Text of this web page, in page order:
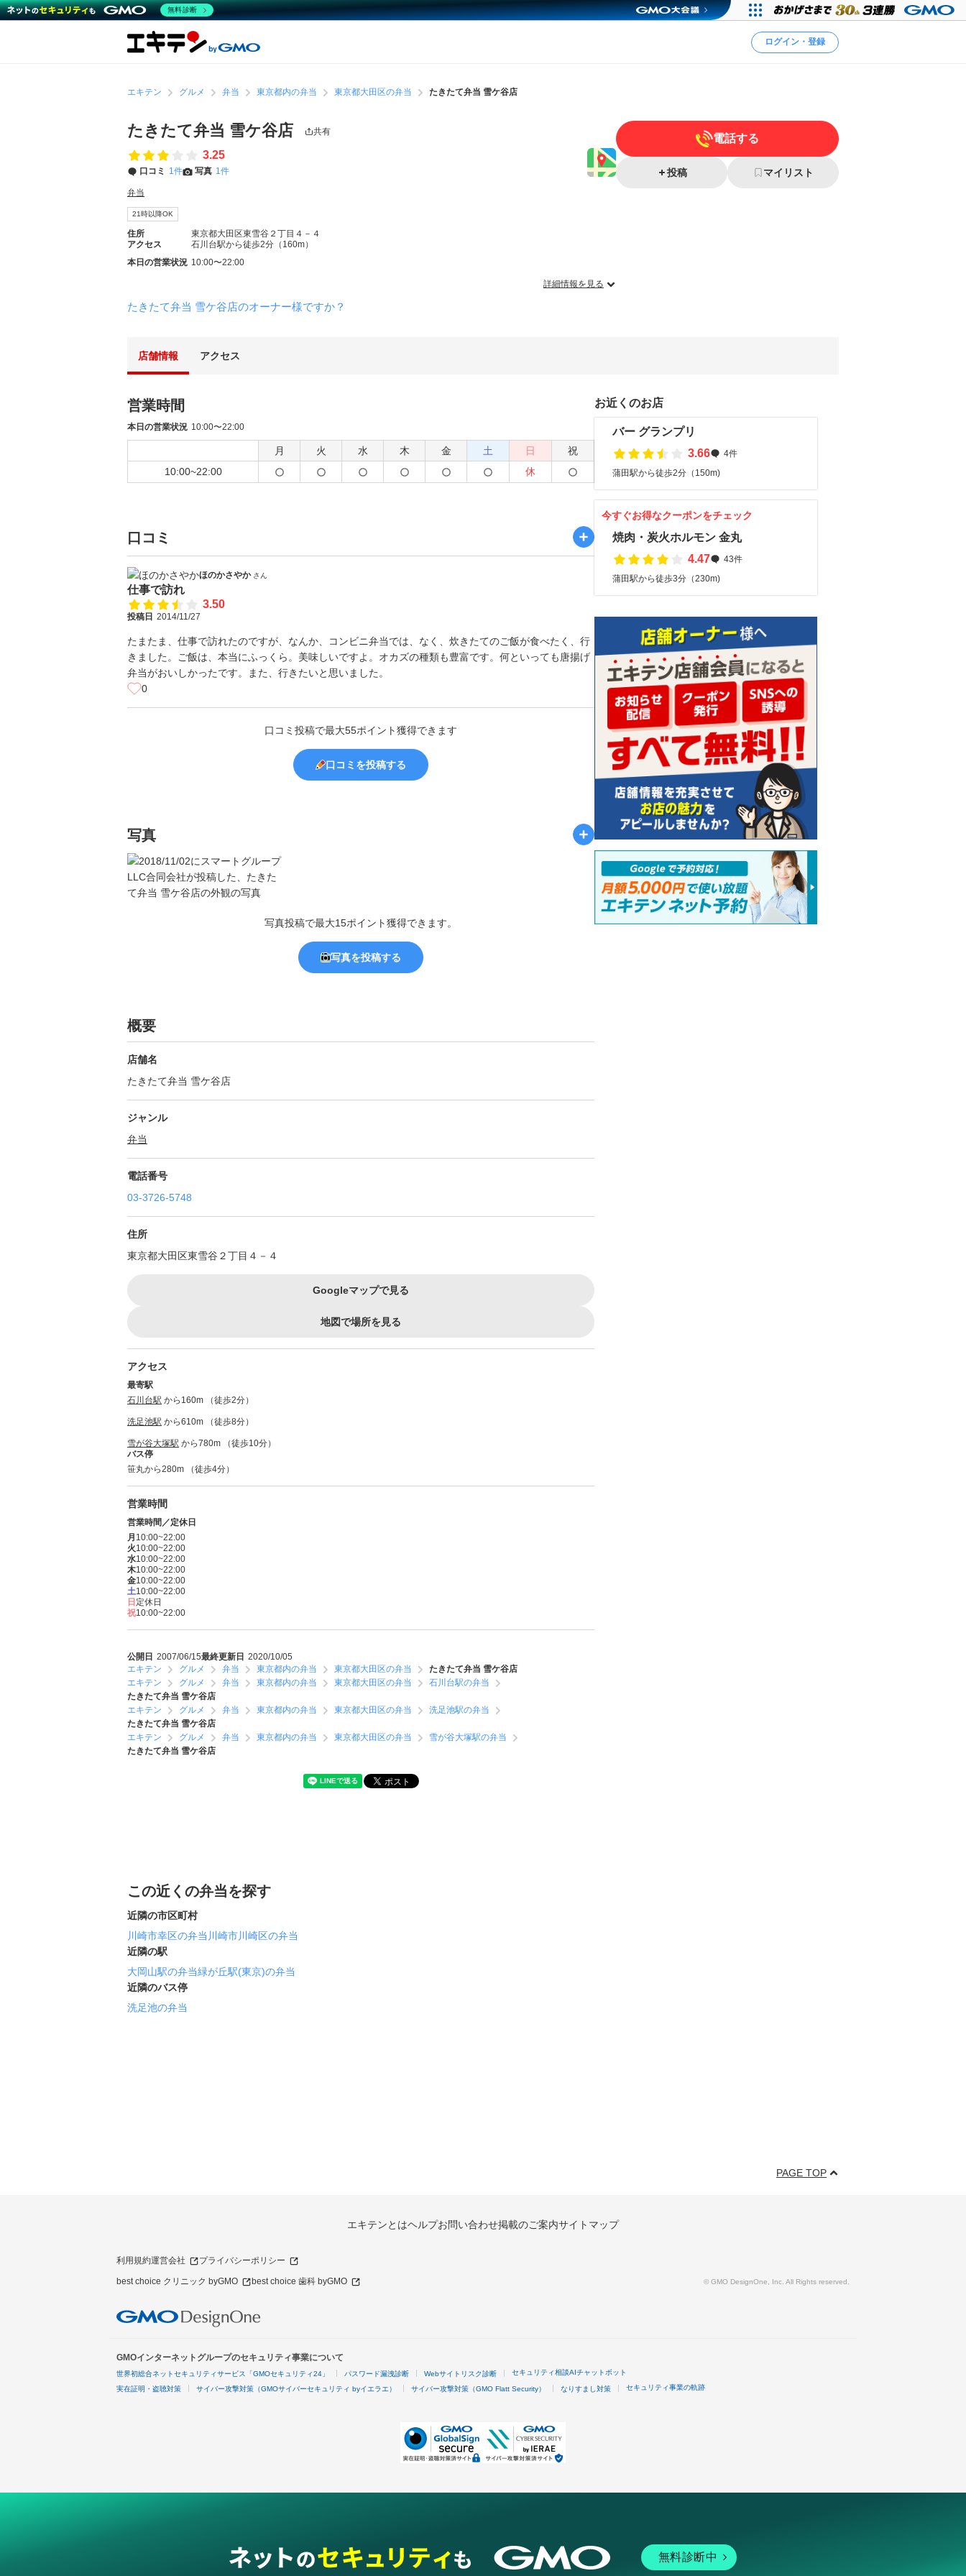
ログイン・登録
エキテン グルメ 弁当 東京都内の弁当 東京都大田区の弁当 たきたて弁当 雪ケ谷店
たきたて弁当 雪ケ谷店 共有
3.25
口コミ 1件 写真 1件
弁当
21時以降OK
住所
東京都大田区東雪谷２丁目４－４
アクセス
石川台駅から徒歩2分（160m）
本日の営業状況 10:00〜22:00
詳細情報を見る
たきたて弁当 雪ケ谷店のオーナー様ですか？
電話する
投稿 マイリスト
店舗情報 アクセス
営業時間
本日の営業状況 10:00〜22:00
月 火 水 木 金 土 日
祝
10:00~22:00
休
口コミ
ほのかさやか さん
仕事で訪れ
3.50
投稿日 2014/11/27
たまたま、仕事で訪れたのですが、なんか、コンビニ弁当では、なく、炊きたてのご飯が食べたく、行
きました。ご飯は、本当にふっくら。美味しいですよ。オカズの種類も豊富です。何といっても唐揚げ
弁当がおいしかったです。また、行きたいと思いました。
0
口コミ投稿で最大55ポイント獲得できます
口コミを投稿する
写真
写真投稿で最大15ポイント獲得できます。
写真を投稿する
概要
店舗名
たきたて弁当 雪ケ谷店
ジャンル
弁当
電話番号
03-3726-5748
住所
東京都大田区東雪谷２丁目４－４
Googleマップで見る
地図で場所を見る
アクセス
最寄駅
石川台駅 から160m （徒歩2分）
洗足池駅 から610m （徒歩8分）
雪が谷大塚駅 から780m （徒歩10分）
バス停
笹丸から280m （徒歩4分）
営業時間
営業時間／定休日
月 10:00~22:00
火10:00~22:00
水10:00~22:00
木10:00~22:00
金10:00~22:00
土10:00~22:00
日 定休日
祝10:00~22:00
公開日 2007/06/15最終更新日 2020/10/05
エキテン
グルメ 弁当 東京都内の弁当 東京都大田区の弁当
たきたて弁当 雪ケ谷店
エキテン
グルメ 弁当 東京都内の弁当 東京都大田区の弁当
石川台駅の弁当
たきたて弁当 雪ケ谷店
エキテン
グルメ 弁当 東京都内の弁当 東京都大田区の弁当
洗足池駅の弁当
たきたて弁当 雪ケ谷店
エキテン
グルメ 弁当 東京都内の弁当 東京都大田区の弁当
雪が谷大塚駅の弁当
たきたて弁当 雪ケ谷店
お近くのお店
バー グランプリ
3.66
4件
蒲田駅から徒歩2分（150m)
今すぐお得なクーポンをチェック
焼肉・炭火ホルモン 金丸
4.47
43件
蒲田駅から徒歩3分（230m)
この近くの弁当を探す
近隣の市区町村
川崎市幸区の弁当 川崎市川崎区の弁当
近隣の駅
大岡山駅の弁当緑が丘駅(東京)の弁当
近隣のバス停
洗足池の弁当
PAGE TOP
エキテンとはヘルプお問い合わせ掲載のご案内サイトマップ
利用規約運営会社 プライバシーポリシー
best choice クリニック byGMO best choice 歯科 byGMO © GMO DesignOne, Inc. All Rights reserved.
GMOインターネットグループのセキュリティ事業について
世界初総合ネットセキュリティサービス「GMOセキュリティ24」 パスワード漏洩診断 Webサイトリスク診断 セキュリティ相談AIチャットボット
実在証明・盗聴対策 サイバー攻撃対策（GMOサイバーセキュリティ byイエラエ） サイバー攻撃対策（GMO Flatt Security） なりすまし対策 セキュリティ事業の軌跡
無料診断中
無料診断